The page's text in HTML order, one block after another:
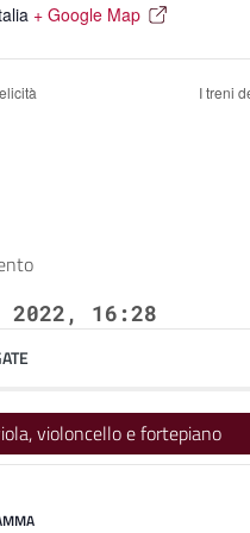
+ Google Map
I treni
2022, 16:28
violoncello e fortepiano